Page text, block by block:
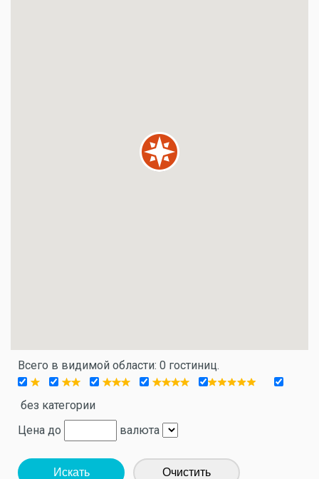
Всего в видимой области: 0 гостиниц.
без категории
Цена до
валюта
Искать Очистить